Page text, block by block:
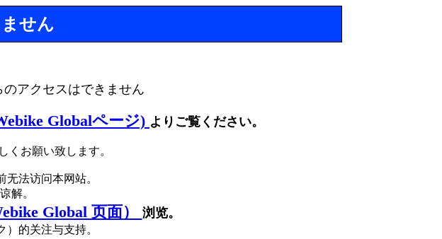
せん
アクセスはできません
Globalページ) よりご覧ください。
くお願い致します。
法访问本网站。
解。
Global 页面） 浏览。
）的关注与支持。